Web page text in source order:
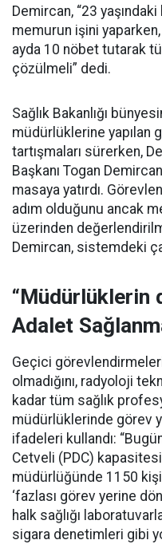
Demircan, “23
memurun işini
ayda 10 nöbet tutarak
çözülmeli” dedi.
Sağlık Bakanlığı
müdürlüklerine yapılan
tartışmaları sürerken,
Başkanı Togan
masaya yatırdı.
adım olduğunu ancak
üzerinden
Demircan, sistemdeki
“Müdürlüklerin
Adalet
Geçici
olmadığını, radyoloji
kadar tüm sağlık
müdürlüklerinde görev
ifadeleri kullandı:
Cetveli (PDC)
müdürlüğünde 1150
‘fazlası görev yerine
halk sağlığı
sigara denetimleri gibi